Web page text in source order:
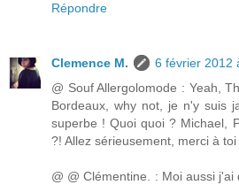
Répondre
Clemence M.
6 février 2012
@ Souf Allergolomode : Yeah,
Bordeaux, why not, je n'y suis
superbe ! Quoi quoi ? Michael,
?! Allez sérieusement, merci à toi
@ @ Clémentine. : Moi aussi